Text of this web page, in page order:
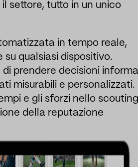
settore, tutto in un unico
in tempo reale,
su qualsiasi dispositivo.
di prendere decisioni
misurabili e personalizzati.
e gli sforzi nello
della reputazione